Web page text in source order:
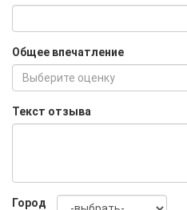
того, мы постоянно снижаем
Общее впечатление
Выберите оценку
Текст отзыва
Город